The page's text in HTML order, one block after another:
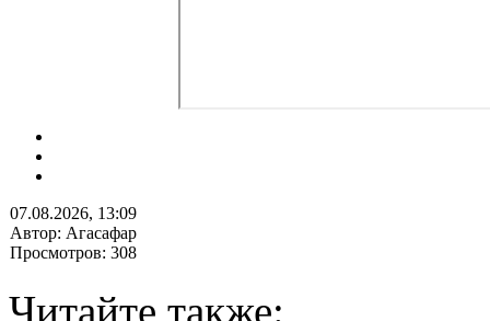
07.08.2026, 13:09
Автор: Агасафар
Просмотров: 308
Читайте также: